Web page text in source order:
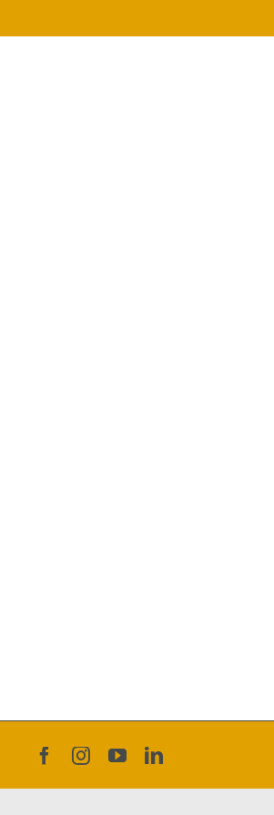
Facebook
Instagram
YouTubeLinkedIn